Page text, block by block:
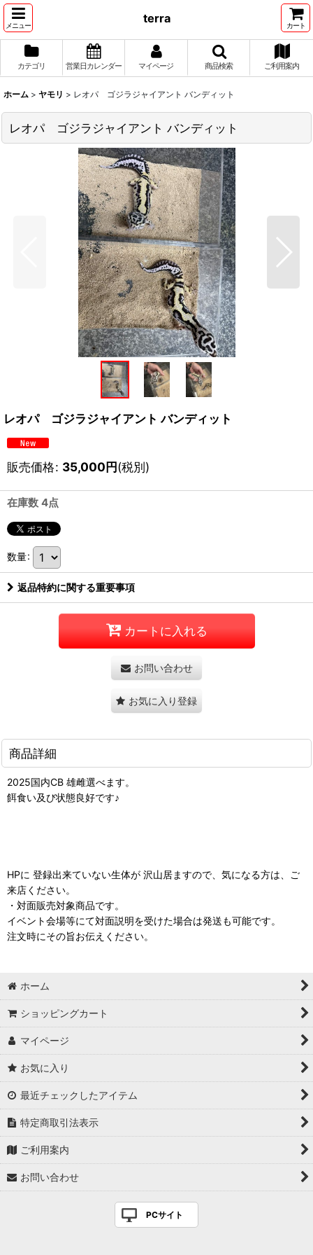
メニュー
terra
カート
カテゴリ 営業日カレンダー マイページ 商品検索 ご利用案内
ホーム > ヤモリ > レオパ ゴジラジャイアント バンディット
レオパ ゴジラジャイアント バンディット
レオパ ゴジラジャイアント バンディット
販売価格: 35,000円(税別)
在庫数 4点
数量:
返品特約に関する重要事項
カートに入れる
お問い合わせ
お気に入り登録
商品詳細
2025国内CB 雄雌選べます。
餌食い及び状態良好です♪
HPに 登録出来ていない生体が 沢山居ますので、気になる方は、ご
来店ください。
・対面販売対象商品です。
イベント会場等にて対面説明を受けた場合は発送も可能です。
注文時にその旨お伝えください。
ホーム
ショッピングカート
マイページ
お気に入り
最近チェックしたアイテム
特定商取引法表示
ご利用案内
お問い合わせ
PCサイト